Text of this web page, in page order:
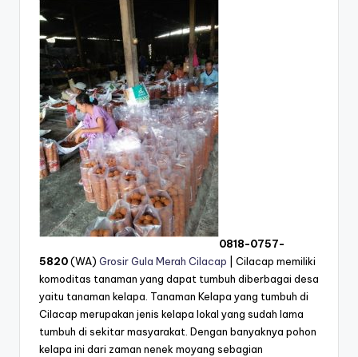
0818-0757-
5820(WA) Grosir Gula Merah Cilacap | Cilacap memiliki
komoditas tanaman yang dapat tumbuh diberbagai desa
yaitu tanaman kelapa. Tanaman Kelapa yang tumbuh di
Cilacap merupakan jenis kelapa lokal yang sudah lama
tumbuh di sekitar masyarakat. Dengan banyaknya pohon
kelapa ini dari zaman nenek moyang sebagian